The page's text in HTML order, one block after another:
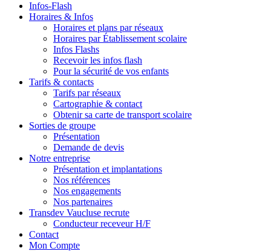
Infos-Flash
Horaires & Infos
Horaires et plans par réseaux
Horaires par Établissement scolaire
Infos Flashs
Recevoir les infos flash
Pour la sécurité de vos enfants
Tarifs & contacts
Tarifs par réseaux
Cartographie & contact
Obtenir sa carte de transport scolaire
Sorties de groupe
Présentation
Demande de devis
Notre entreprise
Présentation et implantations
Nos références
Nos engagements
Nos partenaires
Transdev Vaucluse recrute
Conducteur receveur H/F
Contact
Mon Compte